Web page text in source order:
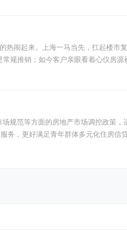
规推销；如今客户亲眼看着心仪房源
的房地产市场调控政策，适时向社会发布